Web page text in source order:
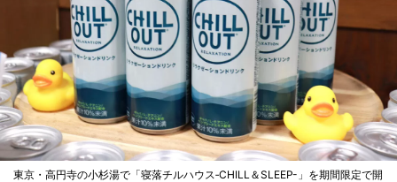
東京・高円寺の小杉湯で「寝落チルハウス‐CHILL＆SLEEP-」を期間限定で開